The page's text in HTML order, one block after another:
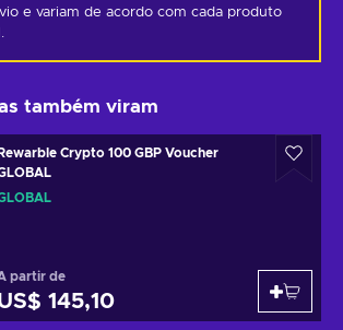
e variam de acordo com cada produto
também viram
Rewarble Crypto 100 GBP Voucher
partir de
145,10